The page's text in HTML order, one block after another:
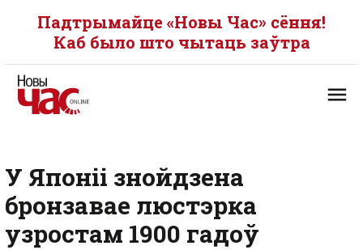
Падтрымайце «Новы Час» сёння!
Каб было што чытаць заўтра
У Японіі знойдзена
бронзавае люстэрка
узростам 1900 гадоў